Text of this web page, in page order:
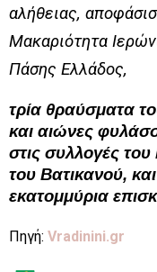
αλήθειας,
Μακαριότητα
Πάσης Ελλάδος,
τρία θραύσματα
και αιώνες
στις συλλογές
του Βατικανού,
εκατομμύρια
Πηγή: Vradinini.gr